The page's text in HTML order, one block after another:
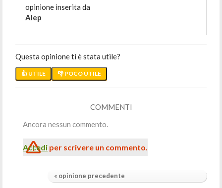
opinione inserita da
Alep
Questa opinione ti è stata utile?
👍 UTILE 👎 POCO UTILE
COMMENTI
Ancora nessun commento.
Accedi per scrivere un commento.
« opinione precedente